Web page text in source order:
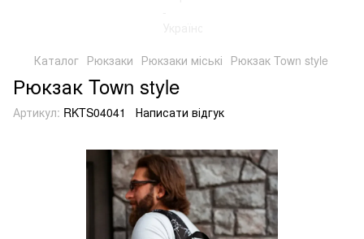
Каталог Рюкзаки Рюкзаки міські Рюкзак Town style
Рюкзак Town style
Артикул: RKTS04041 Написати відгук